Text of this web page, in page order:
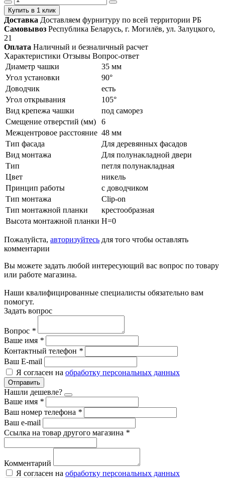
Купить в 1 клик
Доставка Доставляем фурнитуру по всей территории РБ
Самовывоз Республика Беларусь, г. Могилёв, ул. Залуцкого,
21
Оплата Наличный и безналичный расчет
Характеристики Отзывы Вопрос-ответ
Диаметр чашки
35 мм
Угол установки
90°
Доводчик
есть
Угол открывания
105°
Вид крепежа чашки
под саморез
Смещение отверстий (мм)
6
Межцентровое расстояние 48 мм
Тип фасада
Для деревянных фасадов
Вид монтажа
Для полунакладной двери
Тип
петля полунакладная
Цвет
никель
Принцип работы
с доводчиком
Тип монтажа
Clip-on
Тип монтажной планки
крестообразная
Высота монтажной планки H=0
Пожалуйста, авторизуйтесь для того чтобы оставлять
комментарии
Вы можете задать любой интересующий вас вопрос по товару
или работе магазина.
Наши квалифицированные специалисты обязательно вам
помогут.
Задать вопрос
Вопрос *
Ваше имя *
Контактный телефон *
Ваш E-mail
Я согласен на обработку персональных данных
Отправить
Нашли дешевле?
Ваше имя *
Ваш номер телефона *
Ваш e-mail
Ссылка на товар другого магазина *
Комментарий
Я согласен на обработку персональных данных